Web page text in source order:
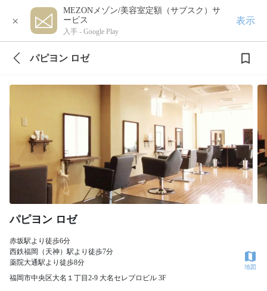
×
MEZONメゾン/美容室定額（サブスク）サ
ービス
入手 - Google Play
表示
パピヨン ロゼ
パピヨン ロゼ
赤坂駅より徒歩6分
西鉄福岡（天神）駅より徒歩7分
薬院大通駅より徒歩8分
福岡市中央区大名１丁目2-9 大名セレブロビル 3F
地図